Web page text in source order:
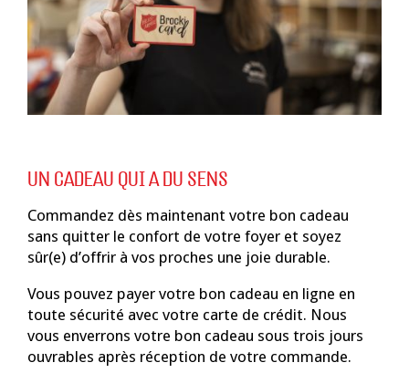
UN CADEAU QUI A DU SENS
Commandez dès maintenant votre bon cadeau
sans quitter le confort de votre foyer et soyez
sûr(e) d’offrir à vos proches une joie durable.
Vous pouvez payer votre bon cadeau en ligne en
toute sécurité avec votre carte de crédit. Nous
vous enverrons votre bon cadeau sous trois jours
ouvrables après réception de votre commande.